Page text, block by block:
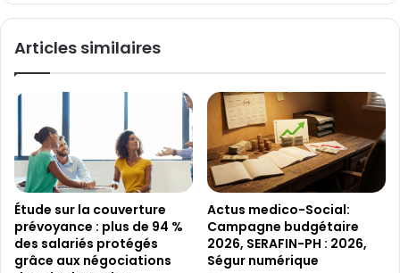
la
Articles similaires
Étude sur la couverture
prévoyance : plus de 94 %
des salariés protégés
grâce aux négociations
Actus medico-Social:
Campagne budgétaire
2026, SERAFIN-PH : 2026,
Ségur numérique